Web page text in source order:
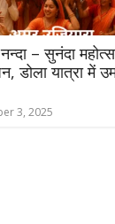
– सुनंदा
डोला यात्रा में
3, 2025